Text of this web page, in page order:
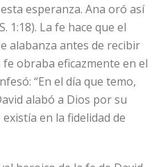
esperanza. Ana oró así
1:18). La fe hace que el
alabanza antes de recibir
obraba eficazmente en el
“En el día que temo,
alabó a Dios por su
en la fidelidad de